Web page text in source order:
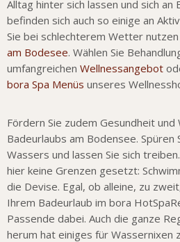
Alltag hinter sich lassen und sich
befinden sich auch so einige an
Sie bei schlechterem Wetter nutzen
am Bodesee. Wählen Sie
umfangreichen Wellnessangebot
bora Spa Menüs unseres
Fördern Sie zudem Gesundheit
Badeurlaubs am Bodensee.
Wassers und lassen Sie sich
hier keine Grenzen gesetzt:
die Devise. Egal, ob alleine, zu
Ihrem Badeurlaub im bora
Passende dabei. Auch die ganze
herum hat einiges für Wassernixen